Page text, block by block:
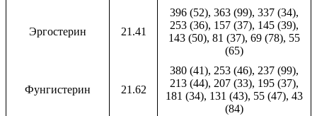
Эргостерин 21.41
396 (52), 363 (99), 337 (34),
253 (36), 157 (37), 145 (39),
143 (50), 81 (37), 69 (78), 55
(65)
Фунгистерин 21.62
380 (41), 253 (46), 237 (99),
213 (44), 207 (33), 195 (37),
181 (34), 131 (43), 55 (47), 43
(84)